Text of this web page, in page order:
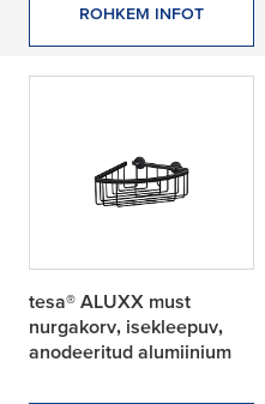
ROHKEM INFOT
tesa® ALUXX must
nurgakorv, isekleepuv,
anodeeritud alumiinium